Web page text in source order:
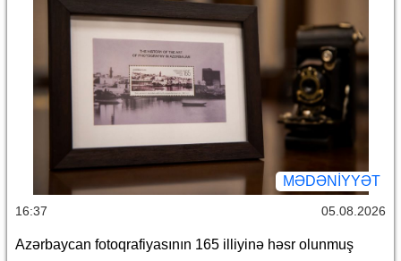
MƏDƏNIYYƏT
16:37 05.08.2026
Azərbaycan fotoqrafiyasının 165 illiyinə həsr olunmuş